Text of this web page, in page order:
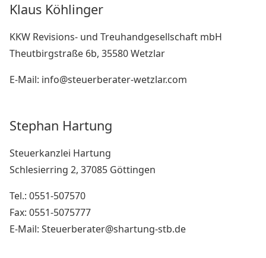
Klaus Köhlinger
KKW Revisions- und Treuhandgesellschaft mbH
Theutbirgstraße 6b, 35580 Wetzlar
E-Mail: info@steuerberater-wetzlar.com
Stephan Hartung
Steuerkanzlei Hartung
Schlesierring 2, 37085 Göttingen
Tel.: 0551-507570
Fax: 0551-5075777
E-Mail: Steuerberater@shartung-stb.de